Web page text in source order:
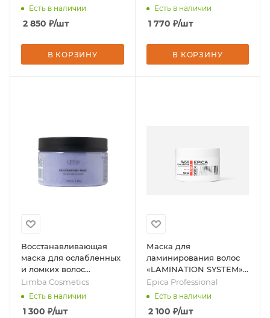
Есть в наличии
2 850 ₽/шт
В КОРЗИНУ
Есть в наличии
1 770 ₽/шт
В КОРЗИНУ
Восстанавливающая
маска для ослабленных
и ломких волос
Rejuvenating Mask, 245 г,
бренд - Limba
Limba Cosmetics
Есть в наличии
1 300 ₽/шт
Маска для
ламинирования волос
«LAMINATION SYSTEM»,
(шаг 2), 250 мл., бренд -
Epica Professional
Epica Professional
Есть в наличии
2 100 ₽/шт